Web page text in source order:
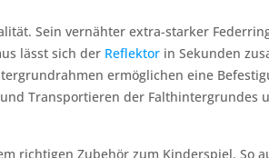
Sein vernähter extra-starker
lässt sich der Reflektor in Sekunden
ermöglichen eine
Transportieren der Falthintergrundes
richtigen Zubehör zum Kinderspiel. So